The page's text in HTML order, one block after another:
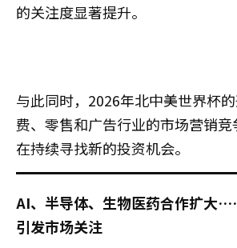
的关注度显著提升。
与此同时，2026年北中美世界杯
费、零售和广告行业的市场营销
在持续寻找新的投资机会。
AI、半导体、生物医药合作扩大
引发市场关注